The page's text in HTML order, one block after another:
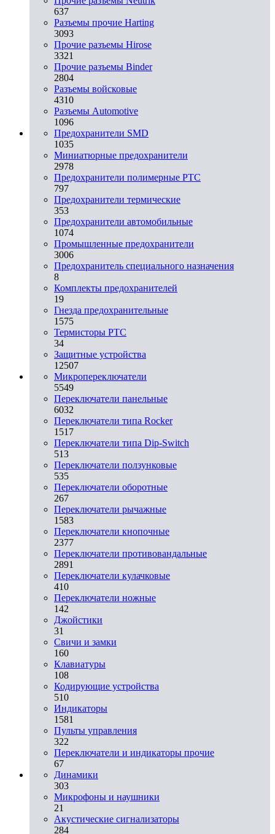
637
Разъемы прочие Harting
3093
Прочие разъемы Hirose
3321
Прочие разъемы Binder
2804
Разъемы войсковые
4310
Разъeмы Automotive
1096
Предохранители SMD
1035
Миниатюрные предохранители
2978
Предохранители полимерные PTC
797
Предохранители термические
353
Предохранители автомобильные
1074
Промышленные предохранители
3006
Предохранитель специального назначения
8
Комплекты предохранителей
19
Гнезда предохранительные
1575
Термисторы PTC
34
Защитные устройства
12507
Микропереключатели
5549
Переключатели панельные
6032
Переключатели типа Rocker
1517
Переключатели типа Dip-Switch
513
Переключатели ползунковые
535
Переключатели оборотные
267
Переключатели рычажные
1583
Переключатели кнопочные
2377
Переключатели противовандальные
2891
Переключатели кулачковые
410
Переключатели ножные
142
Джойстики
31
Свичи и замки
160
Клавиатуры
108
Кодирующие устройства
510
Индикаторы
1581
Пульты управления
322
Переключатели и индикаторы прочие
67
Динамики
303
Микрофоны и наушники
21
Акустические сигнализаторы
284